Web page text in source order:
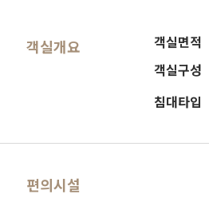
객실개요 객실면적
객실구성
침대타입
편의시설